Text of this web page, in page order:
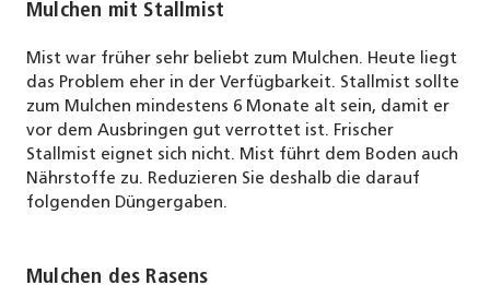
Mulchen mit Stallmist
Mist war früher sehr beliebt zum Mulchen. Heute liegt
das Problem eher in der Verfügbarkeit. Stallmist sollte
zum Mulchen mindestens 6 Monate alt sein, damit er
vor dem Ausbringen gut verrottet ist. Frischer
Stallmist eignet sich nicht. Mist führt dem Boden auch
Nährstoffe zu. Reduzieren Sie deshalb die darauf
folgenden Düngergaben.
Mulchen des Rasens